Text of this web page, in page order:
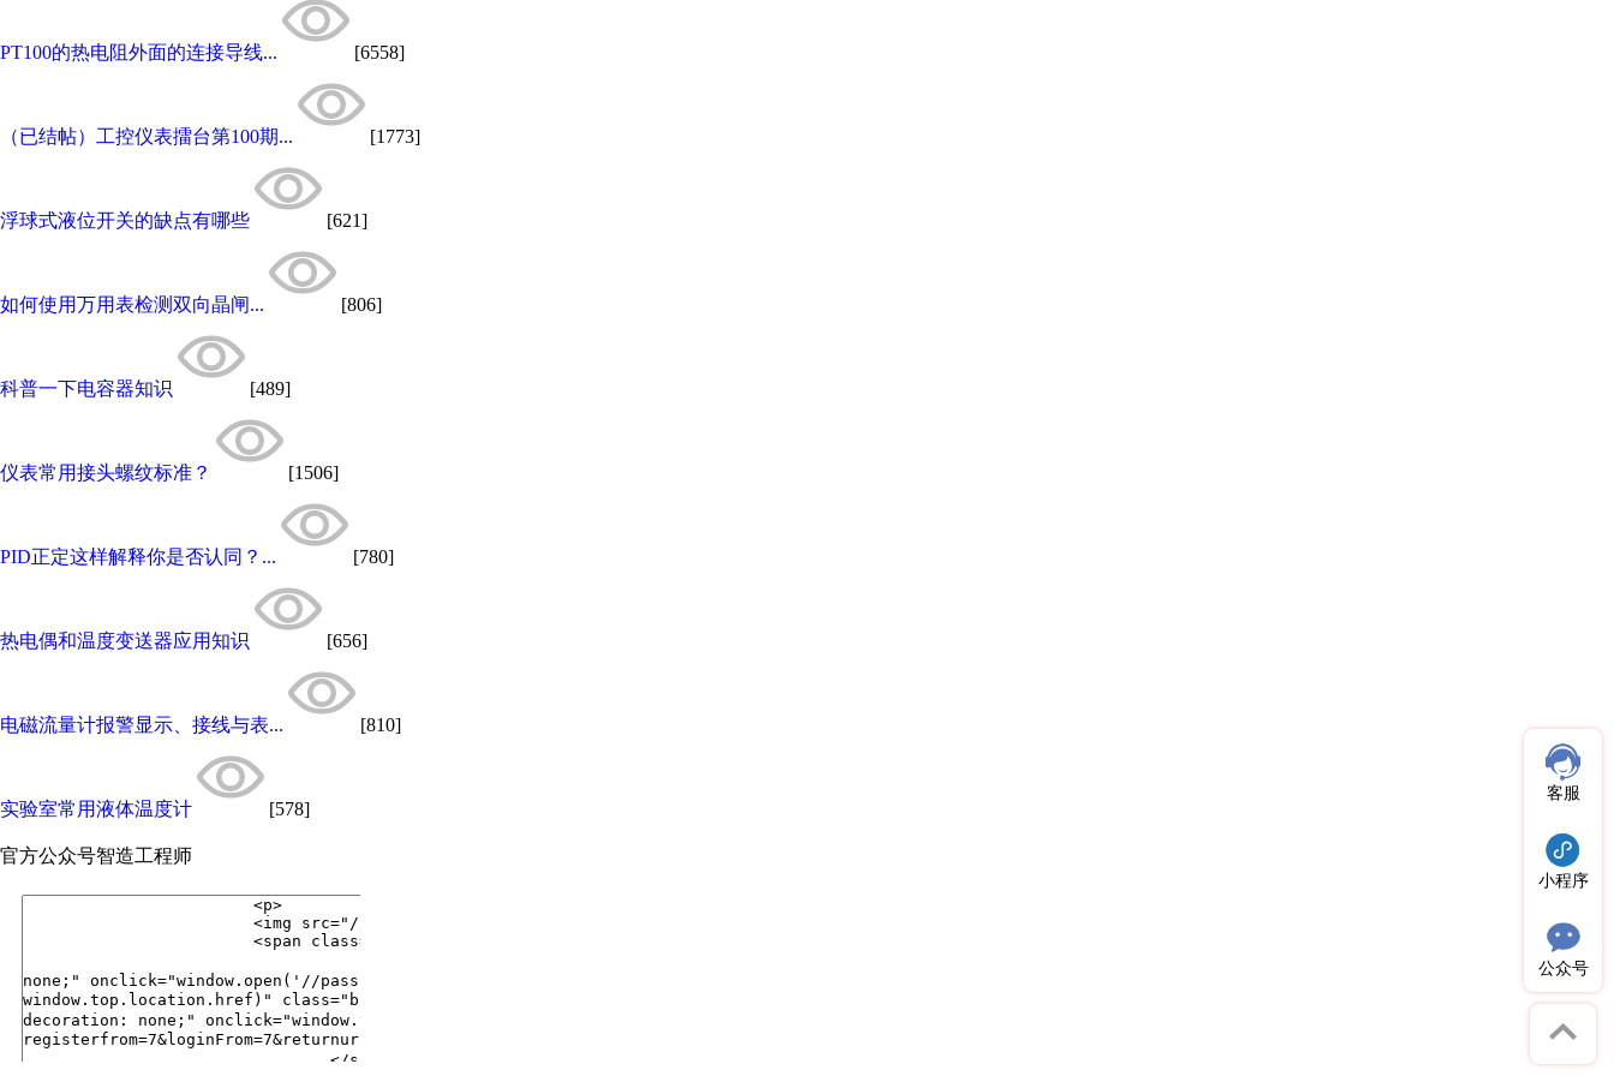
PT100的热电阻外面的连接导线... [6558]
（已结帖）工控仪表擂台第100期... [1773]
浮球式液位开关的缺点有哪些 [621]
如何使用万用表检测双向晶闸... [806]
科普一下电容器知识 [489]
仪表常用接头螺纹标准？ [1506]
PID正定这样解释你是否认同？... [780]
热电偶和温度变送器应用知识 [656]
电磁流量计报警显示、接线与表... [810]
实验室常用液体温度计 [578]
官方公众号智造工程师
客服
小程序
公众号